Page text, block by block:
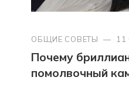
ОБЩИЕ СОВЕТЫ —
Почему
помолвочный